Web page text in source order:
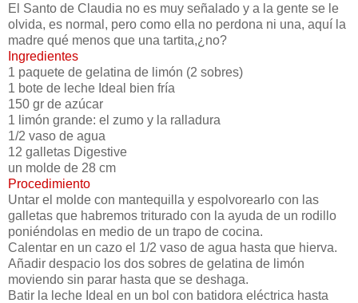
El Santo de Claudia no es muy señalado y a la gente se le
olvida, es normal, pero como ella no perdona ni una, aquí la
madre qué menos que una tartita,¿no?
Ingredientes
1 paquete de gelatina de limón (2 sobres)
1 bote de leche Ideal bien fría
150 gr de azúcar
1 limón grande: el zumo y la ralladura
1/2 vaso de agua
12 galletas Digestive
un molde de 28 cm
Procedimiento
Untar el molde con mantequilla y espolvorearlo con las
galletas que habremos triturado con la ayuda de un rodillo
poniéndolas en medio de un trapo de cocina.
Calentar en un cazo el 1/2 vaso de agua hasta que hierva.
Añadir despacio los dos sobres de gelatina de limón
moviendo sin parar hasta que se deshaga.
Batir la leche Ideal en un bol con batidora eléctrica hasta